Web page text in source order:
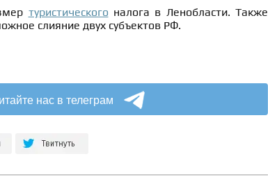
туристического налога в Ленобласти. Также
слияние двух субъектов РФ.
нас в телеграм